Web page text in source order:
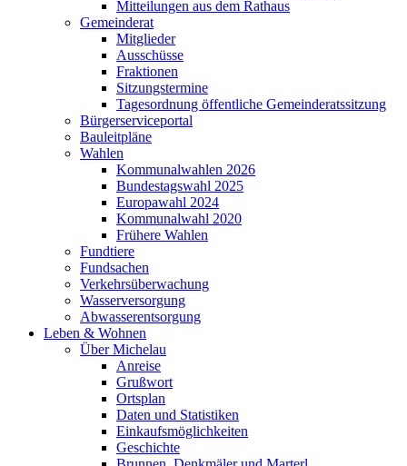
Mitteilungen aus dem Rathaus
Gemeinderat
Mitglieder
Ausschüsse
Fraktionen
Sitzungstermine
Tagesordnung öffentliche Gemeinderatssitzung
Bürgerserviceportal
Bauleitpläne
Wahlen
Kommunalwahlen 2026
Bundestagswahl 2025
Europawahl 2024
Kommunalwahl 2020
Frühere Wahlen
Fundtiere
Fundsachen
Verkehrsüberwachung
Wasserversorgung
Abwasserentsorgung
Leben & Wohnen
Über Michelau
Anreise
Grußwort
Ortsplan
Daten und Statistiken
Einkaufsmöglichkeiten
Geschichte